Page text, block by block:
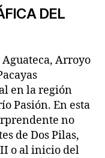
DEL
Arroyo
en la región
Pasión. En esta
no
de Dos Pilas,
o al inicio del